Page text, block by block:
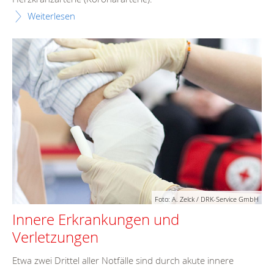
Weiterlesen
Foto: A. Zelck / DRK-Service GmbH
Innere Erkrankungen und
Verletzungen
Etwa zwei Drittel aller Notfälle sind durch akute innere